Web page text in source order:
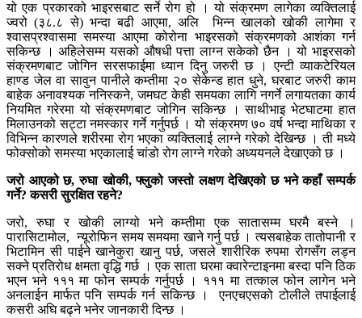
यो एक प्रकारको भाइरसबाट सर्ने रोग हो । यो संक्रमण लागेका व्यक्तिलाई
ज्वरो (३८.८ से) भन्दा बढी आएमा, अलि भिन्न खालको खोकी लागेमा र
श्वासप्रश्वासमा समस्या आएमा कोरोना भाइरसको संक्रमणको आशंका गर्न
सकिन्छ । अहिलेसम्म यसको औषधी पत्ता लाग्न सकेको छैन । यो भाइरसको
संक्रमणबाट जोगिन सरसफाईमा ध्यान दिनु जरुरी छ । एन्टी व्याकटेरियल
हाण्ड जेल वा सावुन पानीले कम्तीमा २० सेकेन्ड हात धुने, घरबाट जरुरी काम
बाहेक अनावश्यक ननिस्कने, जमघट केही समयका लागि नगर्ने लगायतका कार्य
नियमित गरेरमा यो संक्रमणबाट जोगिन सकिन्छ । साथीभाइ भेटघाटमा हात
मिलाउनको सट्टा नमस्कार गर्ने गर्नुपर्छ । यो संक्रमण ७० वर्ष भन्दा माथिका र
विभिन्न कारणले शरीरमा रोग भएका व्यक्तिलाई लाग्ने गरेको देखिन्छ । ती मध्ये
फोक्सोको समस्या भएकालाई चांडो रोग लाग्ने गरेको अध्ययनले देखाएको छ ।
जरो आएको छ,रुघा खोकी,फ्लुको जस्तो लक्षण देखिएको छ भने कहाँ सम्पर्क
गर्ने?कसरी सुरक्षित रहने?
जरो, रुघा र खोकी लाग्यो भने कम्तीमा एक सातासम्म घरमै बस्ने ।
पारासिटामोल, न्यूरोफिन समय समयमा खाने गर्नु पर्छ । त्यसबाहेक तातोपानी र
भिटामिन सी पाईने खानेकुरा खानु पर्छ, जसले शारीरिक रुपमा रोगसँग लड्न
सक्ने प्रतिरोध क्षमता वृद्धि गर्छ । एक साता घरमा क्वारेन्टाइनमा बस्दा पनि ठिक
भएन भने १११ मा फोन सम्पर्क गर्नुपर्छ । १११ मा तत्काल फोन लागेन भने
अनलाईन मार्फत पनि सम्पर्क गर्न सकिन्छ । एनएचएसको टोलीले तपाईलाई
कसरी अघि बढ्ने भनेर जानकारी दिन्छ ।